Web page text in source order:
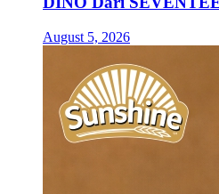
August 5, 2026